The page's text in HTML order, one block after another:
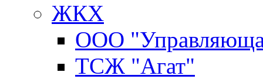
ЖКХ
ООО
ТСЖ "Агат"